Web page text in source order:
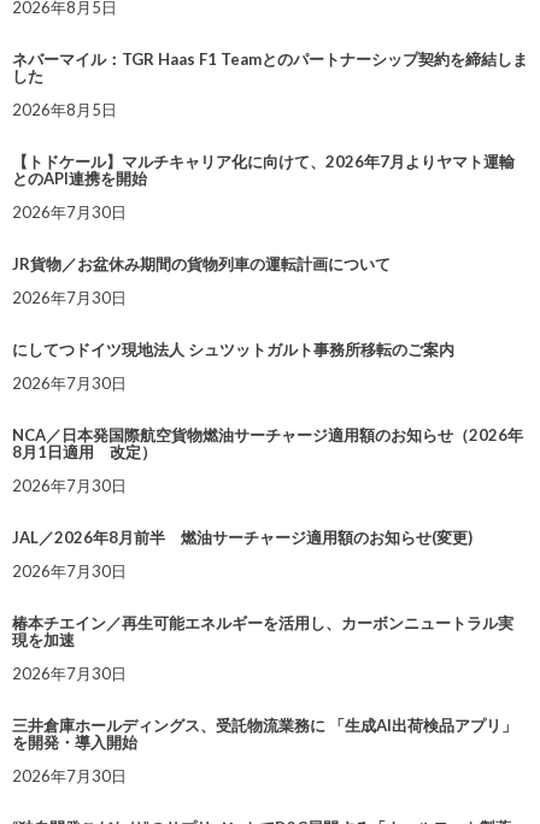
2026年8月5日
ネバーマイル：TGR Haas F1 Teamとのパートナーシップ契約を締結しま
した
2026年8月5日
【トドケール】マルチキャリア化に向けて、2026年7月よりヤマト運輸
とのAPI連携を開始
2026年7月30日
JR貨物／お盆休み期間の貨物列車の運転計画について
2026年7月30日
にしてつドイツ現地法人 シュツットガルト事務所移転のご案内
2026年7月30日
NCA／日本発国際航空貨物燃油サーチャージ適用額のお知らせ（2026年
8月1日適用 改定）
2026年7月30日
JAL／2026年8月前半 燃油サーチャージ適用額のお知らせ(変更)
2026年7月30日
椿本チエイン／再生可能エネルギーを活用し、カーボンニュートラル実
現を加速
2026年7月30日
三井倉庫ホールディングス、受託物流業務に 「生成AI出荷検品アプリ」
を開発・導入開始
2026年7月30日